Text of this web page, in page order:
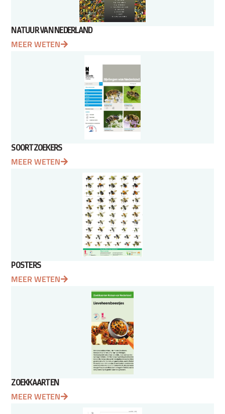
NATUUR VAN NEDERLAND
MEER WETEN
SOORTZOEKERS
MEER WETEN
POSTERS
MEER WETEN
ZOEKKAARTEN
MEER WETEN